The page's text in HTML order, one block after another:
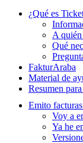
¿Qué es
A quién
Qué
FakturAraba
Material de
Resumen
Emito facturas
Voy a
Ya he